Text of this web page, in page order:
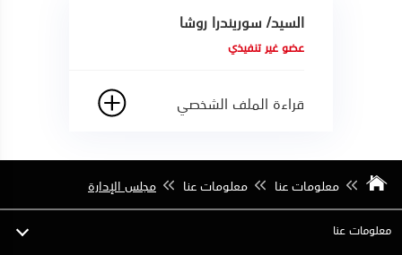
السيد/ سوريندرا روشا
عضو غير تنفيذي
قراءة الملف الشخصي
معلومات عنا معلومات عنا مجلس الإدارة
معلومات عنا